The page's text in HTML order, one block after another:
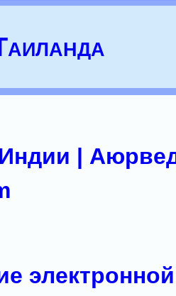
|
электронной